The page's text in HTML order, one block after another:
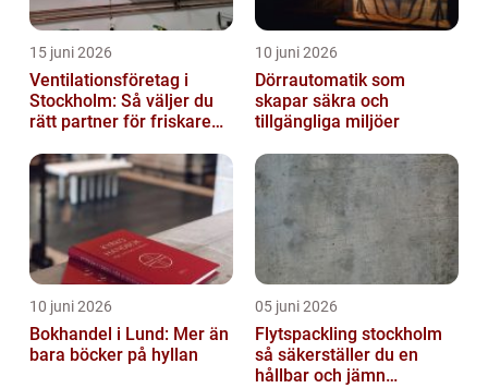
15 juni 2026
Ventilationsföretag i
Stockholm: Så väljer du
rätt partner för friskare
10 juni 2026
Dörrautomatik som
skapar säkra och
tillgängliga miljöer
10 juni 2026
Bokhandel i Lund: Mer än
bara böcker på hyllan
05 juni 2026
Flytspackling stockholm
så säkerställer du en
hållbar och jämn